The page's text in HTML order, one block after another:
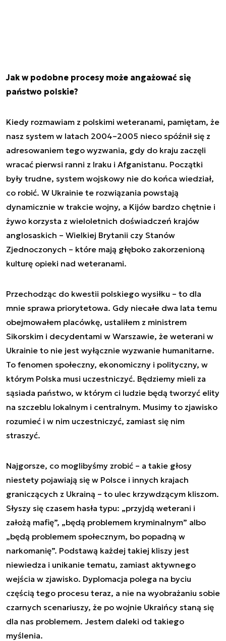
Jak w podobne procesy może angażować się
państwo polskie?
Kiedy rozmawiam z polskimi weteranami, pamiętam, że
nasz system w latach 2004–2005 nieco spóźnił się z
adresowaniem tego wyzwania, gdy do kraju zaczęli
wracać pierwsi ranni z Iraku i Afganistanu. Początki
były trudne, system wojskowy nie do końca wiedział,
co robić. W Ukrainie te rozwiązania powstają
dynamicznie w trakcie wojny, a Kijów bardzo chętnie i
żywo korzysta z wieloletnich doświadczeń krajów
anglosaskich – Wielkiej Brytanii czy Stanów
Zjednoczonych – które mają głęboko zakorzenioną
kulturę opieki nad weteranami.
Przechodząc do kwestii polskiego wysiłku – to dla
mnie sprawa priorytetowa. Gdy niecałe dwa lata temu
obejmowałem placówkę, ustaliłem z ministrem
Sikorskim i decydentami w Warszawie, że weterani w
Ukrainie to nie jest wyłącznie wyzwanie humanitarne.
To fenomen społeczny, ekonomiczny i polityczny, w
którym Polska musi uczestniczyć. Będziemy mieli za
sąsiada państwo, w którym ci ludzie będą tworzyć elity
na szczeblu lokalnym i centralnym. Musimy to zjawisko
rozumieć i w nim uczestniczyć, zamiast się nim
straszyć.
Najgorsze, co moglibyśmy zrobić – a takie głosy
niestety pojawiają się w Polsce i innych krajach
graniczących z Ukrainą – to ulec krzywdzącym kliszom.
Słyszy się czasem hasła typu: „przyjdą weterani i
założą mafię”, „będą problemem kryminalnym” albo
„będą problemem społecznym, bo popadną w
narkomanię”. Podstawą każdej takiej kliszy jest
niewiedza i unikanie tematu, zamiast aktywnego
wejścia w zjawisko. Dyplomacja polega na byciu
częścią tego procesu teraz, a nie na wyobrażaniu sobie
czarnych scenariuszy, że po wojnie Ukraińcy staną się
dla nas problemem. Jestem daleki od takiego
myślenia.